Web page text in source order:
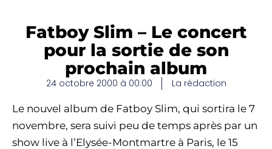
Fatboy Slim – Le concert
pour la sortie de son
prochain album
24 octobre 2000 à 00:00 La rédaction
Le nouvel album de Fatboy Slim, qui sortira le 7
novembre, sera suivi peu de temps après par un
show live à l’Elysée-Montmartre à Paris, le 15